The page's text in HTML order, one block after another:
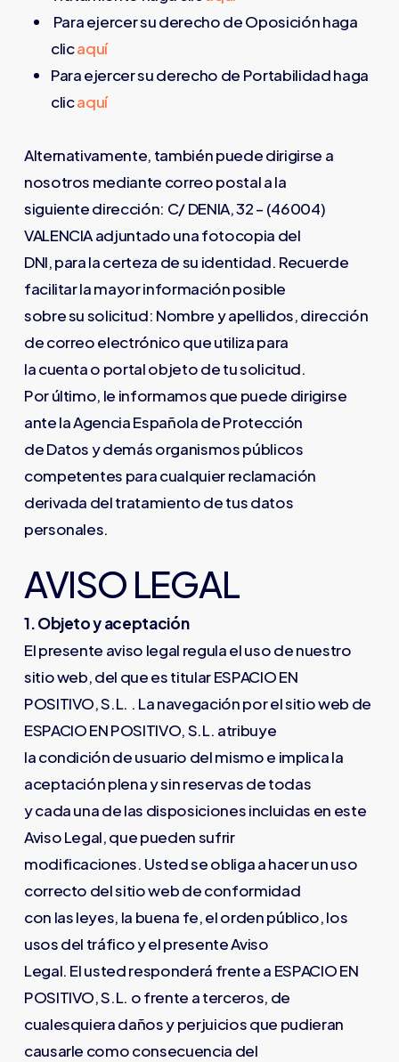
Para ejercer su derecho de Oposición haga
clicaquí
Para ejercer su derecho de Portabilidad haga
clicaquí
Alternativamente, también puede dirigirse a
nosotros mediante correo postal a la
siguiente dirección: C/ DENIA, 32 – (46004)
VALENCIA adjuntado una fotocopia del
DNI, para la certeza de su identidad. Recuerde
facilitar la mayor información posible
sobre su solicitud: Nombre y apellidos, dirección
de correo electrónico que utiliza para
la cuenta o portal objeto de tu solicitud.
Por último, le informamos que puede dirigirse
ante la Agencia Española de Protección
de Datos y demás organismos públicos
competentes para cualquier reclamación
derivada del tratamiento de tus datos
personales.
AVISO LEGAL
1. Objeto y aceptación
El presente aviso legal regula el uso de nuestro
sitio web, del que es titular ESPACIO EN
POSITIVO, S.L. . La navegación por el sitio web de
ESPACIO EN POSITIVO, S.L. atribuye
la condición de usuario del mismo e implica la
aceptación plena y sin reservas de todas
y cada una de las disposiciones incluidas en este
Aviso Legal, que pueden sufrir
modificaciones. Usted se obliga a hacer un uso
correcto del sitio web de conformidad
con las leyes, la buena fe, el orden público, los
usos del tráfico y el presente Aviso
Legal. El usted responderá frente a ESPACIO EN
POSITIVO, S.L. o frente a terceros, de
cualesquiera daños y perjuicios que pudieran
causarle como consecuencia del